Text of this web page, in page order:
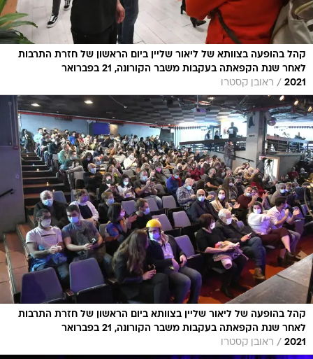
קהל בהופעה בצוותא של ליאור שליין ביום הראשון של חזרת התרבות
לאחר שנת הקפאתה בעקבות משבר הקורונה, 21 בפברואר
2021
/ ראובן קסטרו
קהל בהופעה של ליאור שליין בצוותא ביום הראשון של חזרת התרבות
לאחר שנת הקפאתה בעקבות משבר הקורונה, 21 בפברואר
2021
/ ראובן קסטרו